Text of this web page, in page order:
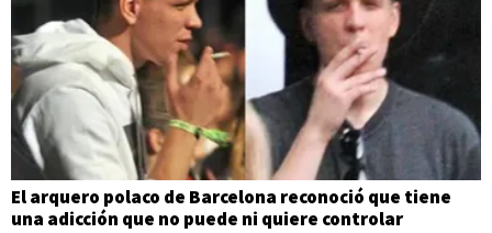
El arquero polaco de Barcelona reconoció que tiene
una adicción que no puede ni quiere controlar